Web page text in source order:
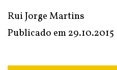
Rui Jorge Martins
Publicado em29.10.2015